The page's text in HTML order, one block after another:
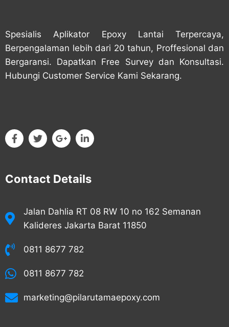
Spesialis Aplikator Epoxy Lantai Terpercaya,
Berpengalaman lebih dari 20 tahun, Proffesional dan
Bergaransi. Dapatkan Free Survey dan Konsultasi.
Hubungi Customer Service Kami Sekarang.
Contact Details
Jalan Dahlia RT 08 RW 10 no 162 Semanan
Kalideres Jakarta Barat 11850
0811 8677 782
0811 8677 782
marketing@pilarutamaepoxy.com